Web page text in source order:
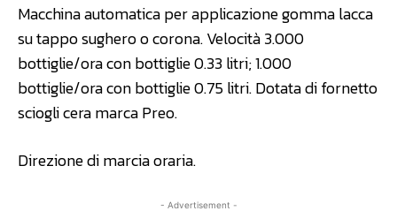
Macchina automatica per applicazione gomma lacca
su tappo sughero o corona. Velocità 3.000
bottiglie/ora con bottiglie 0.33 litri; 1.000
bottiglie/ora con bottiglie 0.75 litri. Dotata di fornetto
sciogli cera marca Preo.
Direzione di marcia oraria.
- Advertisement -